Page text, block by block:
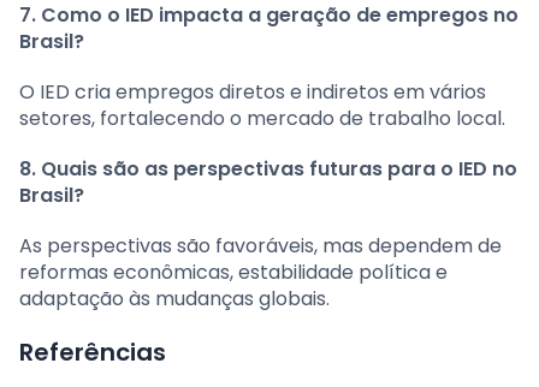
7. Como o IED impacta a geração de empregos no
Brasil?
O IED cria empregos diretos e indiretos em vários
setores, fortalecendo o mercado de trabalho local.
8. Quais são as perspectivas futuras para o IED no
Brasil?
As perspectivas são favoráveis, mas dependem de
reformas econômicas, estabilidade política e
adaptação às mudanças globais.
Referências